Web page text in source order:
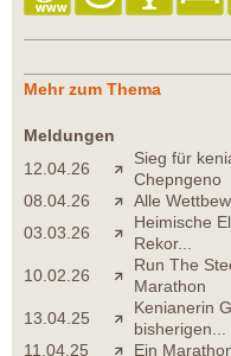
Mehr zum Thema
Meldungen
12.04.26
Sieg für
Chepngeno
08.04.26
Alle
03.03.26
Heimische
Rekor...
10.02.26
Run The
Marathon
13.04.25
Kenianerin
bisherigen...
11.04.25
Ein